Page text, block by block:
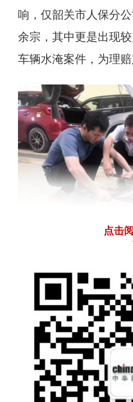
响，仅韶关市人保分
余宗，其中更是出现
车辆水淹案件，为理赔
6月24日，由于具备专
维修工技师资质，身
余业务部广东区域运
到人保财险广东省分
参与支援韶关抗击“龙
作中，在一线提供新
点击